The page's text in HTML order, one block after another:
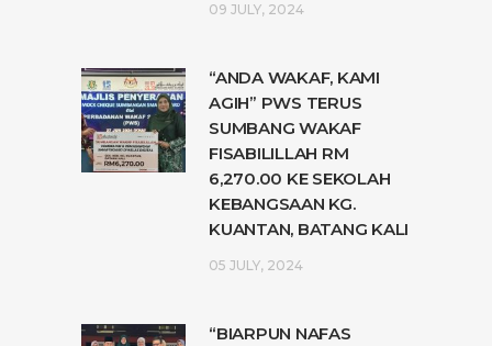
09 JULY, 2024
“ANDA WAKAF, KAMI
AGIH” PWS TERUS
SUMBANG WAKAF
FISABILILLAH RM
6,270.00 KE SEKOLAH
KEBANGSAAN KG.
KUANTAN, BATANG KALI
05 JULY, 2024
“BIARPUN NAFAS